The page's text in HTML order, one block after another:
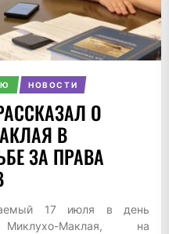
НОВОСТИ
О
В
ЗА ПРАВА
17 июля в день
Маклая, на